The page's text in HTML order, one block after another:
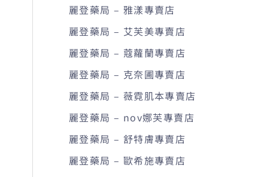
麗登藥局 – 雅漾專賣店
麗登藥局 – 艾芙美專賣店
麗登藥局 – 蔻蘿蘭專賣店
麗登藥局 – 克奈圃專賣店
麗登藥局 – 薇霓肌本專賣店
麗登藥局 – nov娜芙專賣店
麗登藥局 – 舒特膚專賣店
麗登藥局 – 歐希施專賣店